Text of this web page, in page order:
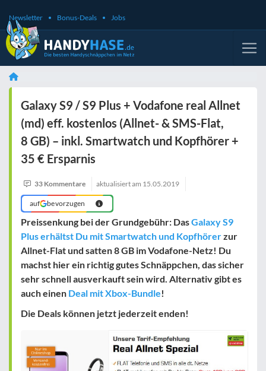
Newsletter Bonus-Deals Jobs
Galaxy S9 / S9 Plus + Vodafone real Allnet
(md) eff. kostenlos (Allnet- & SMS-Flat,
8 GB) – inkl. Smartwatch und Kopfhörer +
35 € Ersparnis
33 Kommentare aktualisiert am 15.05.2019
auf bevorzugen
Preissenkung bei der Grundgebühr: DasGalaxy S9
Plus erhältst Du mit Smartwatch und Kopfhörerzur
Allnet-Flat und satten 8 GB im Vodafone-Netz! Du
machst hier ein richtig gutes Schnäppchen, das sicher
sehr schnell ausverkauft sein wird. Alternativ gibt es
auch einen Deal mit Xbox-Bundle!
Die Deals können jetzt jederzeit enden!